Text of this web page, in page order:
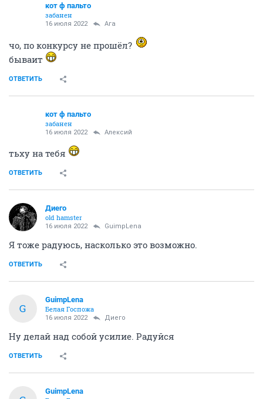
кот ф пальто
забанен
16 июля 2022 Ага
чо, по конкурсу не прошёл?
бываит
ОТВЕТИТЬ
кот ф пальто
забанен
16 июля 2022 Алексий
тьху на тебя
ОТВЕТИТЬ
Диего
old hamster
16 июля 2022 GuimpLena
Я тоже радуюсь, насколько это возможно.
ОТВЕТИТЬ
G
GuimpLena
Белая Госпожа
16 июля 2022 Диего
Ну делай над собой усилие. Радуйся
ОТВЕТИТЬ
GuimpLena